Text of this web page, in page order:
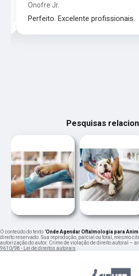
Onofre Jr.
Perfeito. Excelente profissionais.
‹
Pesquisas
‹
O conteúdo do texto "Onde Agendar Oftalmologia para
direito reservado. Sua reprodução, parcial ou total, mesmo
autorização do autor. Crime de violação de direito autoral –
9610/98 - Lei de direitos autorais.